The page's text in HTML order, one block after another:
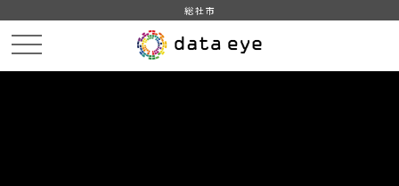
総社市